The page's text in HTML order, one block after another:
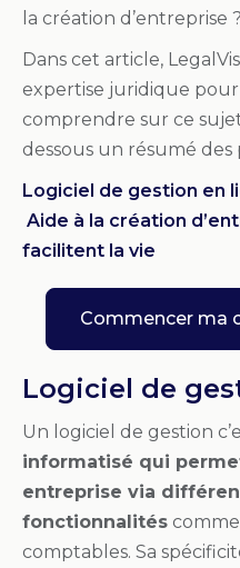
la création d’entreprise
Dans cet article,
expertise juridique
comprendre sur ce
dessous un résumé des
Logiciel de gestion en
Aide à la création
facilitent la vie
Commencer ma
Logiciel de
Un logiciel de gestion
informatisé qui
entreprise via
fonctionnalités
comptables. Sa